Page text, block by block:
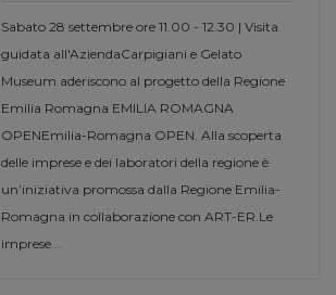
Sabato 28 settembre ore 11.00 - 12.30 | Visita
guidata all'AziendaCarpigiani e Gelato
Museum aderiscono al progetto della Regione
Emilia Romagna EMILIA ROMAGNA
OPENEmilia-Romagna OPEN. Alla scoperta
delle imprese e dei laboratori della regione è
un’iniziativa promossa dalla Regione Emilia-
Romagna in collaborazione con ART-ER.Le
imprese